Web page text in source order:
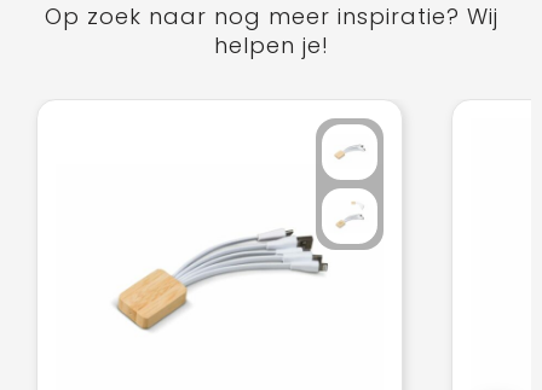
Op zoek naar nog meer inspiratie? Wij
helpen je!